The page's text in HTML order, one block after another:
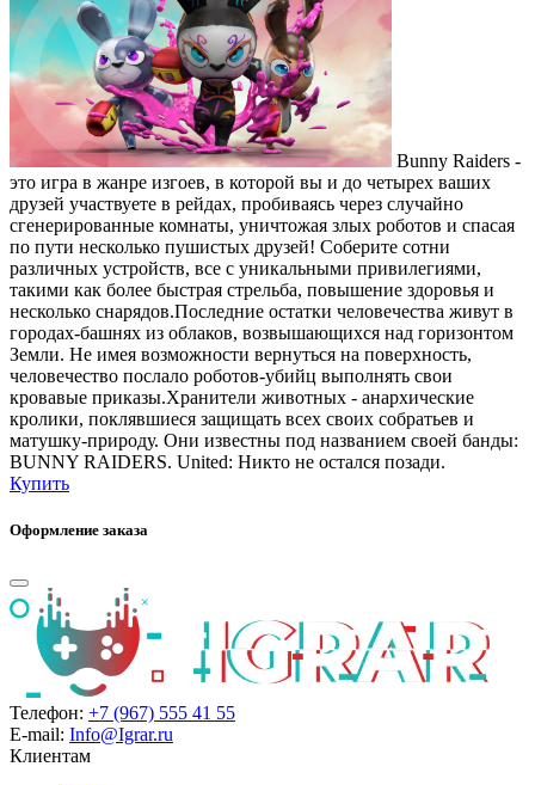
Bunny Raiders -
это игра в жанре изгоев, в которой вы и до четырех ваших
друзей участвуете в рейдах, пробиваясь через случайно
сгенерированные комнаты, уничтожая злых роботов и спасая
по пути несколько пушистых друзей! Соберите сотни
различных устройств, все с уникальными привилегиями,
такими как более быстрая стрельба, повышение здоровья и
несколько снарядов.Последние остатки человечества живут в
городах-башнях из облаков, возвышающихся над горизонтом
Земли. Не имея возможности вернуться на поверхность,
человечество послало роботов-убийц выполнять свои
кровавые приказы.Хранители животных - анархические
кролики, поклявшиеся защищать всех своих собратьев и
матушку-природу. Они известны под названием своей банды:
BUNNY RAIDERS. United: Никто не остался позади.
Купить
Оформление заказа
Телефон: +7 (967) 555 41 55
E-mail: Info@Igrar.ru
Клиентам